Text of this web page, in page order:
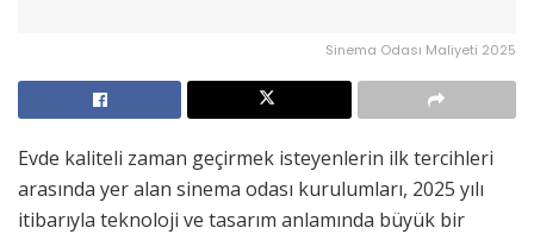
Sinema Odası Maliyeti 2025
Evde kaliteli zaman geçirmek isteyenlerin ilk tercihleri
arasında yer alan sinema odası kurulumları, 2025 yılı
itibarıyla teknoloji ve tasarım anlamında büyük bir